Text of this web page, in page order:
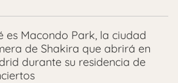
es Macondo Park, la ciudad
de Shakira que abrirá en
durante su residencia de